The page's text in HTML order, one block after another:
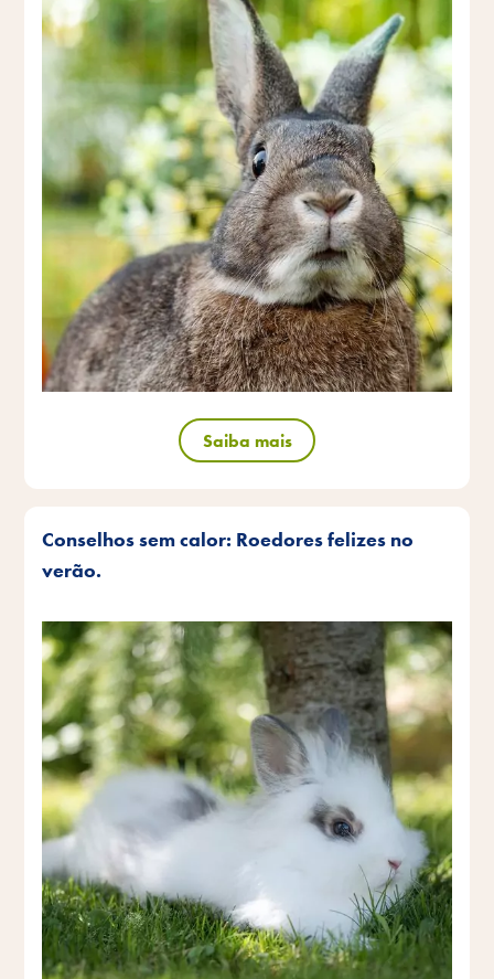
Saiba mais
Conselhos sem calor: Roedores felizes no
verão.